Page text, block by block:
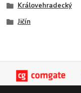
Královehradecký
Jičín